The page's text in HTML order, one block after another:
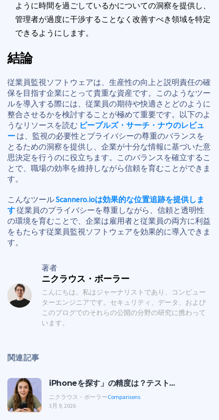
ように時間を過ごしているかについての洞察を提供し、
管理者が過度に干渉することなく改善すべき領域を特定
できるようにします。
結論
従業員監視ソフトウェアは、生産性の向上と説明責任の確
保を目指す企業にとって貴重な資産です。このようなツー
ルを導入する際には、従業員の期待や快適さとどのように
整合させるかを検討することが極めて重要です。以下のよ
うなリソースを読む ピープルズ・サーチ・ナウのレビュ
ー は、監視の必要性とプライバシーの尊重のバランスを
とるための洞察を提供し、企業が十分な情報に基づいた意
思決定を行うのに役立ちます。このバランスを確立するこ
とで、職場の効率を維持しながら信頼を育むことができま
す。
こんなツールScannero.ioは効果的な位置追跡を提供しま
す従業員のプライバシーを尊重しながら、信頼と透明性
の環境を育むことで、企業は雇用者と従業員の両方に利益
をもたらす従業員監視ソフトウェアを効果的に導入できま
す。
著者
ニクラウス・ボーラー
こんにちは。私はジャーナリストであり、コンピュー
ターエンジニアです。セキュリティ、データ、および
このブログでのそれらの公開の分野の研究に携わって
います。
関連記事
iPhoneを探す」の精度は？テスト...
ニクラウス・ボーラーComparisons
3月 9, 2026